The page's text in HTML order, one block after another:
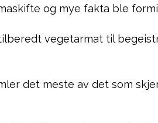
og mye fakta ble
vegetarmat til
det meste av det som